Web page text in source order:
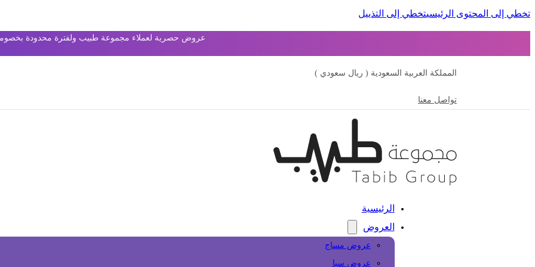
تخطي إلى المحتوى الرئيسيتخطي إلى التذييل
عروض حصرية لعملاء مجموعة طبيب ولفترة محدودة بخصومات
المملكة العربية السعودية ( ريال سعودي )
تواصل معنا
الرئيسية
العروض
عروض مساج
عروض سبا